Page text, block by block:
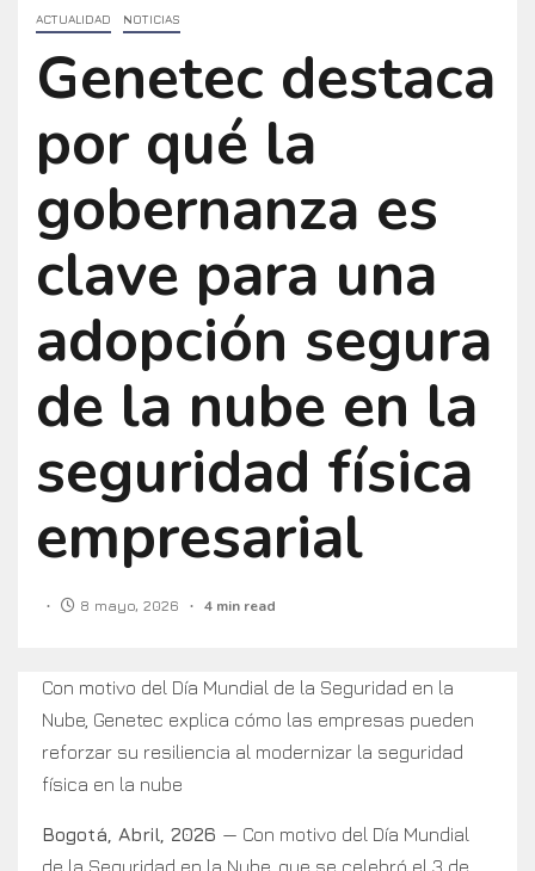
ACTUALIDAD NOTICIAS
Genetec destaca
por qué la
gobernanza es
clave para una
adopción segura
de la nube en la
seguridad física
empresarial
8 mayo, 2026 4 min read
Con motivo del Día Mundial de la Seguridad en la
Nube, Genetec explica cómo las empresas pueden
reforzar su resiliencia al modernizar la seguridad
física en la nube
Bogotá, Abril, 2026 — Con motivo del Día Mundial
de la Seguridad en la Nube, que se celebró el 3 de